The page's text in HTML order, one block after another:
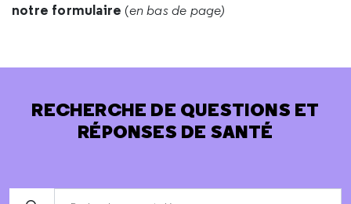
notre formulaire (en bas de page)
RECHERCHE DE QUESTIONS ET
RÉPONSES DE SANTÉ